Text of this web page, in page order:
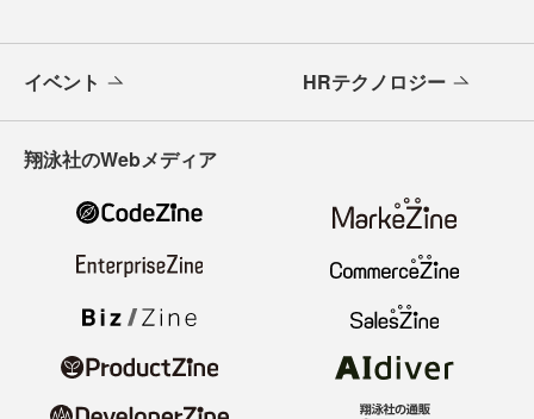
イベント HRテクノロジー
翔泳社のWebメディア